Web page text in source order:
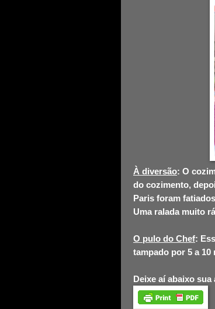
À diversão: O
do cozimento,
Paris foram
Uma ralada muito
O pulo do Chef:
tampado por 5 a
Deixe aí abaixo